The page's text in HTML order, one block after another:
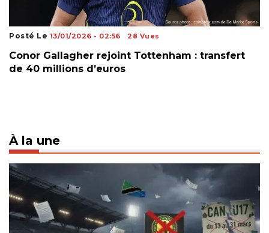
Posté Le 13/01/2026 - 02:56 28 Vues
Conor Gallagher rejoint Tottenham : transfert
de 40 millions d’euros
À la une